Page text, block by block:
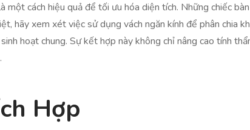
cách hiệu quả để tối ưu hóa diện tích. Những chiếc
hãy xem xét việc sử dụng vách ngăn kính để phân chia
hoạt chung. Sự kết hợp này không chỉ nâng cao tính
Hợp